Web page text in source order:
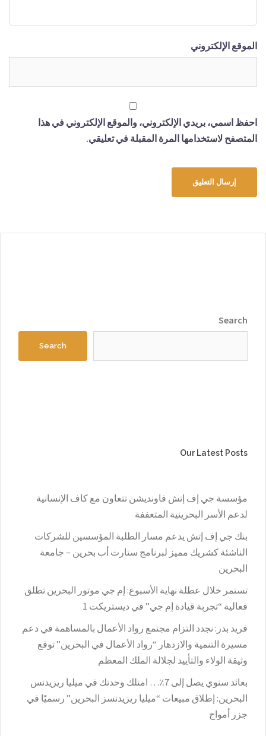
الموقع الإلكتروني
احفظ اسمي، بريدي الإلكتروني، والموقع الإلكتروني في هذا
المتصفح لاستخدامها المرة المقبلة في تعليقي.
Search
Search
Our Latest Posts
مؤسسة جي إف إتش فاونديشن تتعاون مع كاف الإنسانية
لدعم الأسر البحرينية المتعففة
بنك جي إف إتش يدعم مسار الطلبة المؤسسين للشركات
الناشئة كشريك مميز لبرنامج ستارت أب بحرين – جامعة
البحرين
تستمر خلال عطلة نهاية الأسبوع: إم جي موتور البحرين تطلق
فعالية “تجربة قيادة إم جي” في ديستريكت 1
فريد بدر: نجدد التزام مجتمع رواد الأعمال بالمساهمة في دعم
مسيرة التنمية والازدهار “رواد الأعمال في البحرين” توقع
وثيقة الولاء والتأييد لجلالة الملك المعظم
بعائد سنوي يصل إلى 7٪؜… امتلك وحدتك في ميليا ريزيدنس
البحرين: إطلاق مبيعات “ميليا ريزيدنسز البحرين” رسميًا في
جزر أمواج